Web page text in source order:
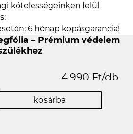
kötelességeinken felül
6 hónap kopásgarancia!
– Prémium védelem
4.990 Ft/db
kosárba